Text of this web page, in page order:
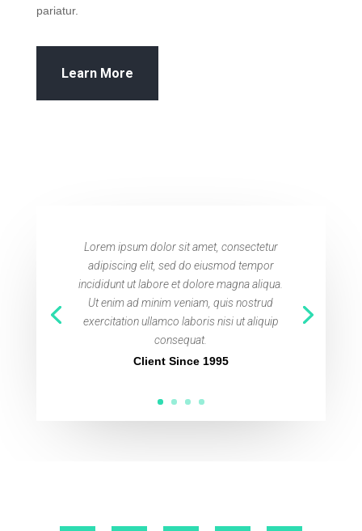
pariatur.
Learn More
Lorem ipsum dolor sit amet, consectetur
adipiscing elit, sed do eiusmod tempor
incididunt ut labore et dolore magna aliqua.
Ut enim ad minim veniam, quis nostrud
exercitation ullamco laboris nisi ut aliquip
consequat.
Client Since 1995